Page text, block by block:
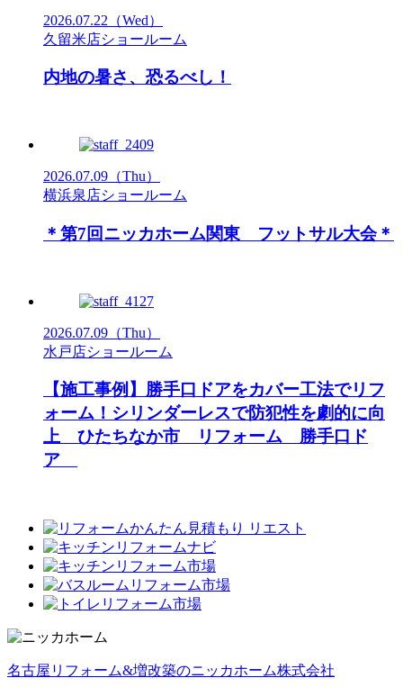
2026.07.22 （Wed）
久留米店ショールーム
内地の暑さ、恐るべし！
2026.07.09 （Thu）
横浜泉店ショールーム
＊第7回ニッカホーム関東 フットサル大会＊
2026.07.09 （Thu）
水戸店ショールーム
【施工事例】勝手口ドアをカバー工法でリフ
ォーム！シリンダーレスで防犯性を劇的に向
上 ひたちなか市 リフォーム 勝手口ド
ア
名古屋リフォーム&増改築のニッカホーム株式会社